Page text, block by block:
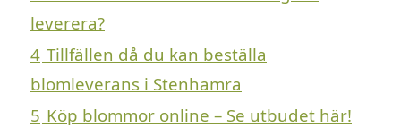
leverera?
4 Tillfällen då du kan beställa
blomleverans i Stenhamra
5 Köp blommor online – Se utbudet här!